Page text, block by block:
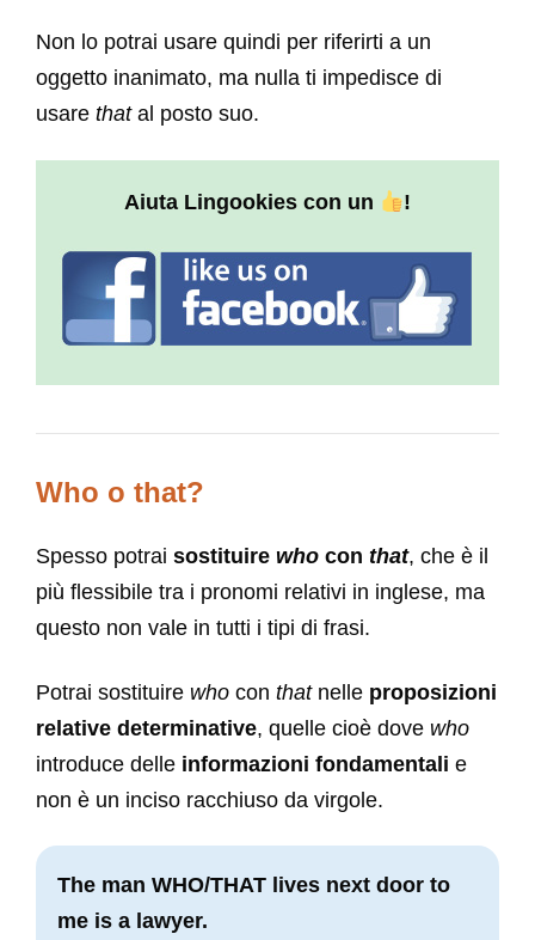
Non lo potrai usare quindi per riferirti a un
oggetto inanimato, ma nulla ti impedisce di
usare that al posto suo.
Aiuta Lingookies con un !
Who o that?
Spesso potrai sostituire who con that, che è il
più flessibile tra i pronomi relativi in inglese, ma
questo non vale in tutti i tipi di frasi.
Potrai sostituire who con that nelle proposizioni
relative determinative, quelle cioè dove who
introduce delle informazioni fondamentali e
non è un inciso racchiuso da virgole.
The man WHO/THAT lives next door to
me is a lawyer.